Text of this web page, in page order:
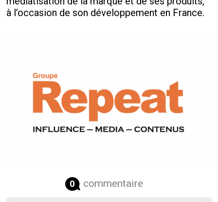
à l’occasion de son développement en France.
0 commentaire